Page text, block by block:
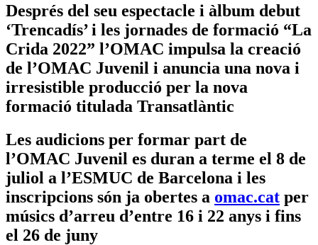
Després del seu espectacle i àlbum debut
‘Trencadís’ i les jornades de formació “La
Crida 2022” l’OMAC impulsa la creació
de l’OMAC Juvenil i anuncia una nova i
irresistible producció per la nova
formació titulada Transatlàntic
Les audicions per formar part de
l’OMAC Juvenil es duran a terme el 8 de
juliol a l’ESMUC de Barcelona i les
inscripcions són ja obertes a omac.cat per
músics d’arreu d’entre 16 i 22 anys i fins
el 26 de juny